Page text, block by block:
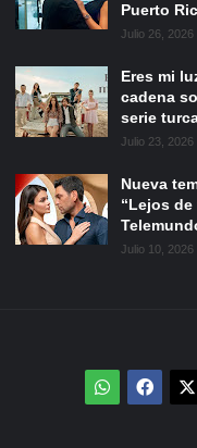
Puerto
Julio 26, 2026
Eres mi
cadena
serie
Julio 23, 2026
Nueva
“Lejos
Julio 10, 2026